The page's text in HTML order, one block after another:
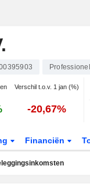
Verschil t.o.v. 1 jan (%)
-20,67%
Financiën